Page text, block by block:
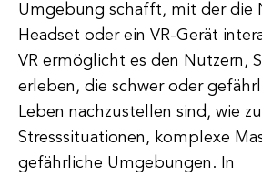
Umgebung schafft, mit der die
Headset oder ein VR-Gerät
VR ermöglicht es den Nutzern,
erleben, die schwer oder
Leben nachzustellen sind, wie
Stresssituationen, komplexe
gefährliche Umgebungen. In